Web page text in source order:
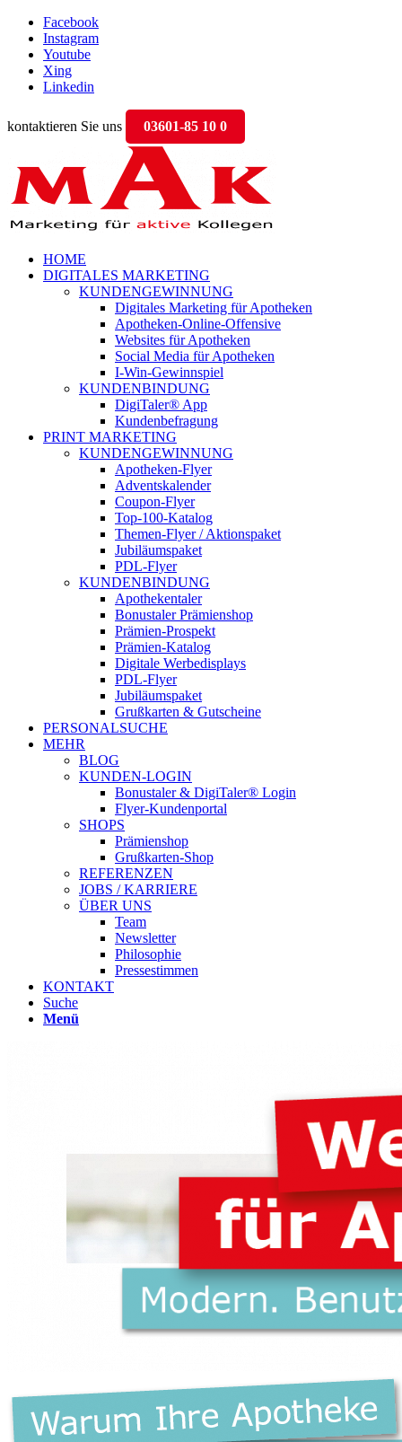
Facebook
Instagram
Youtube
Xing
Linkedin
kontaktieren Sie uns 03601-85 10 0
HOME
DIGITALES MARKETING
KUNDENGEWINNUNG
Digitales Marketing für Apotheken
Apotheken-Online-Offensive
Websites für Apotheken
Social Media für Apotheken
I-Win-Gewinnspiel
KUNDENBINDUNG
DigiTaler® App
Kundenbefragung
PRINT MARKETING
KUNDENGEWINNUNG
Apotheken-Flyer
Adventskalender
Coupon-Flyer
Top-100-Katalog
Themen-Flyer / Aktionspaket
Jubiläumspaket
PDL-Flyer
KUNDENBINDUNG
Apothekentaler
Bonustaler Prämienshop
Prämien-Prospekt
Prämien-Katalog
Digitale Werbedisplays
PDL-Flyer
Jubiläumspaket
Grußkarten & Gutscheine
PERSONALSUCHE
MEHR
BLOG
KUNDEN-LOGIN
Bonustaler & DigiTaler® Login
Flyer-Kundenportal
SHOPS
Prämienshop
Grußkarten-Shop
REFERENZEN
JOBS / KARRIERE
ÜBER UNS
Team
Newsletter
Philosophie
Pressestimmen
KONTAKT
Suche
Menü